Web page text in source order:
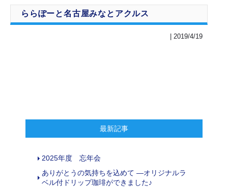
ららぽーと名古屋みなとアクルス
| 2019/4/19
最新記事
2025年度 忘年会
ありがとうの気持ちを込めて ―オリジナルラ
ベル付ドリップ珈琲ができました♪